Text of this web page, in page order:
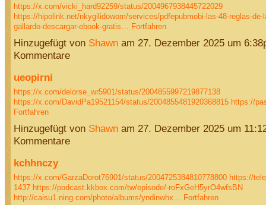
https://x.com/vicki_hard92259/status/2004967938445722029
https://hipolink.net/nkygilidowom/services/pdfepubmobi-las-48-reglas-de-
gallardo-descargar-ebook-gratis…
Fortfahren
Hinzugefügt von Shawnam 27. Dezember 2025 um
Kommentare
ueopirni
https://x.com/delorse_wr5901/status/2004855997219877138
https://x.com/DavidPa19521154/status/2004855481920368815 https://
Fortfahren
Hinzugefügt von Shawnam 27. Dezember 2025 um
Kommentare
kchhnczy
https://x.com/GarzaDorot76901/status/2004725384810778800 https://
1437 https://podcast.kkbox.com/tw/episode/-roFxGeH5yrO4wfsBN
http://caisu1.ning.com/photo/albums/yndinwhx…
Fortfahren